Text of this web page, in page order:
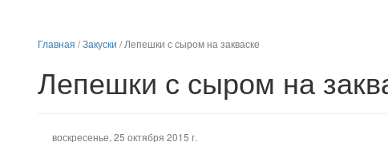
Главная /Закуски /Лепешки с сыром на закваске
Лепешки с сыром на
воскресенье, 25 октября 2015 г.